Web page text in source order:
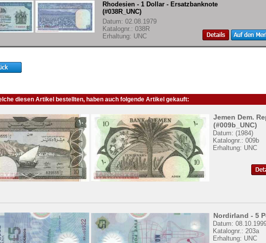
Rhodesien - 1 Dollar - Ersatzbanknote
(#038R_UNC)
Datum: 02.08.1979
Katalognr.: 038R
Erhaltung: UNC
diesen Artikel bestellten, haben auch folgende Artikel gekauft:
Jemen Dem.
(#009b_UNC)
Datum: (1984)
Katalognr.: 009b
Erhaltung: UNC
Nordirland - 5
Datum:
Katalognr.: 203a
Erhaltung: UNC